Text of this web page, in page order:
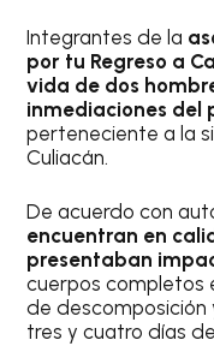
Integrantes de la
por tu Regreso a
vida de dos
inmediaciones del
perteneciente a la
Culiacán.
De acuerdo con
encuentran en
presentaban
cuerpos completos
de descomposición
tres y cuatro días